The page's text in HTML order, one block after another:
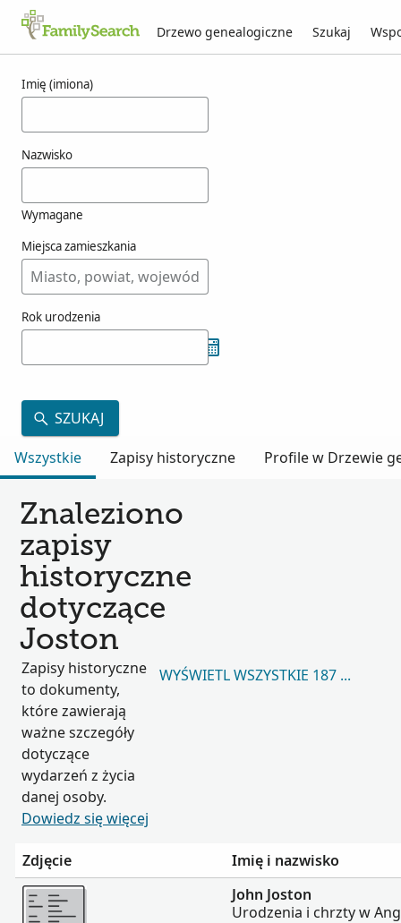
Drzewo genealogiczne Szukaj
Imię (imiona)
Nazwisko
Wymagane
Miejsca zamieszkania
Rok urodzenia
SZUKAJ
Wszystkie
Zapisy historyczne Profile w Drzewie
Znaleziono
zapisy
historyczne
dotyczące
Joston
Zapisy historyczne
to dokumenty,
które zawierają
ważne szczegóły
dotyczące
wydarzeń z życia
danej osoby.
Dowiedz się więcej
WYŚWIETL WSZYSTKIE 187 749
Zdjęcie
Imię i nazwisko
Więcej
John Joston
Urodzenia i chrzty w